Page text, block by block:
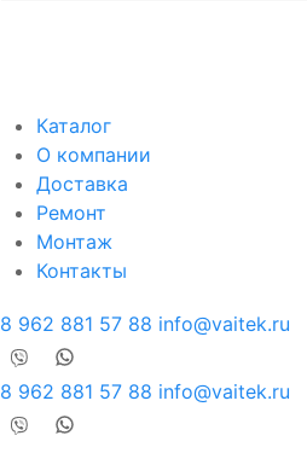
Каталог
О компании
Доставка
Ремонт
Монтаж
Контакты
8 962 881 57 88 info@vaitek.ru
8 962 881 57 88 info@vaitek.ru